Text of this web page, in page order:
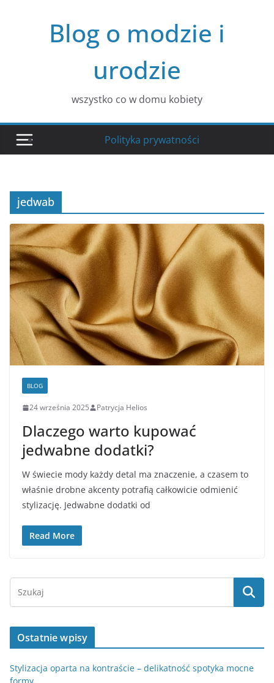
Blog o modzie i
urodzie
wszystko co w domu kobiety
Polityka prywatności
jedwab
BLOG
24 września 2025 Patrycja Helios
Dlaczego warto kupować
jedwabne dodatki?
W świecie mody każdy detal ma znaczenie, a czasem to
właśnie drobne akcenty potrafią całkowicie odmienić
stylizację. Jedwabne dodatki od
Read More
Ostatnie wpisy
Stylizacja oparta na kontraście – delikatność spotyka mocne